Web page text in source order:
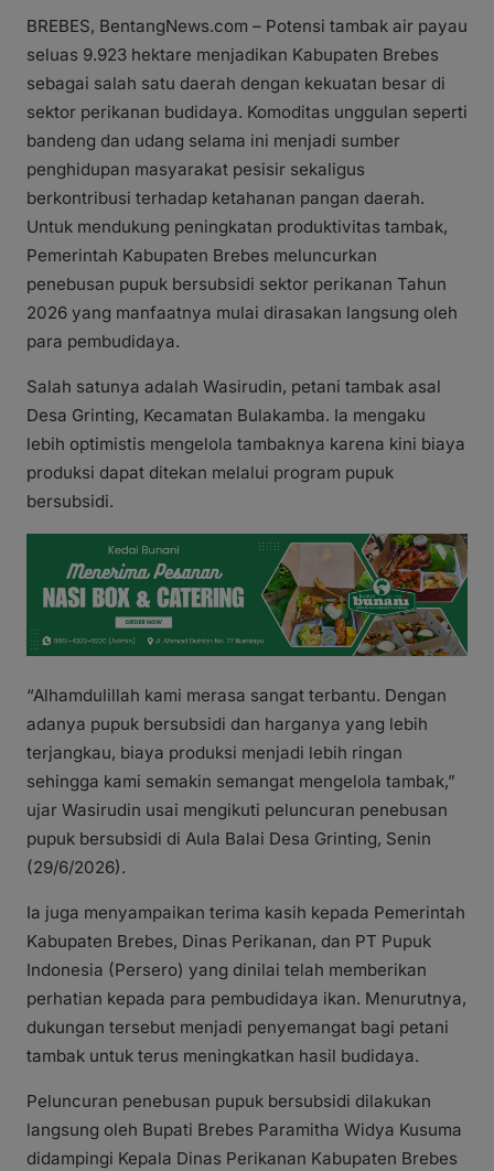
BREBES, BentangNews.com – Potensi tambak air payau
seluas 9.923 hektare menjadikan Kabupaten Brebes
sebagai salah satu daerah dengan kekuatan besar di
sektor perikanan budidaya. Komoditas unggulan seperti
bandeng dan udang selama ini menjadi sumber
penghidupan masyarakat pesisir sekaligus
berkontribusi terhadap ketahanan pangan daerah.
Untuk mendukung peningkatan produktivitas tambak,
Pemerintah Kabupaten Brebes meluncurkan
penebusan pupuk bersubsidi sektor perikanan Tahun
2026 yang manfaatnya mulai dirasakan langsung oleh
para pembudidaya.
Salah satunya adalah Wasirudin, petani tambak asal
Desa Grinting, Kecamatan Bulakamba. Ia mengaku
lebih optimistis mengelola tambaknya karena kini biaya
produksi dapat ditekan melalui program pupuk
bersubsidi.
“Alhamdulillah kami merasa sangat terbantu. Dengan
adanya pupuk bersubsidi dan harganya yang lebih
terjangkau, biaya produksi menjadi lebih ringan
sehingga kami semakin semangat mengelola tambak,”
ujar Wasirudin usai mengikuti peluncuran penebusan
pupuk bersubsidi di Aula Balai Desa Grinting, Senin
(29/6/2026).
Ia juga menyampaikan terima kasih kepada Pemerintah
Kabupaten Brebes, Dinas Perikanan, dan PT Pupuk
Indonesia (Persero) yang dinilai telah memberikan
perhatian kepada para pembudidaya ikan. Menurutnya,
dukungan tersebut menjadi penyemangat bagi petani
tambak untuk terus meningkatkan hasil budidaya.
Peluncuran penebusan pupuk bersubsidi dilakukan
langsung oleh Bupati Brebes Paramitha Widya Kusuma
didampingi Kepala Dinas Perikanan Kabupaten Brebes